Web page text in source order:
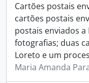
Cartões postais
cartões postais
postais enviados
fotografias; duas
Loreto e um
Maria Amanda